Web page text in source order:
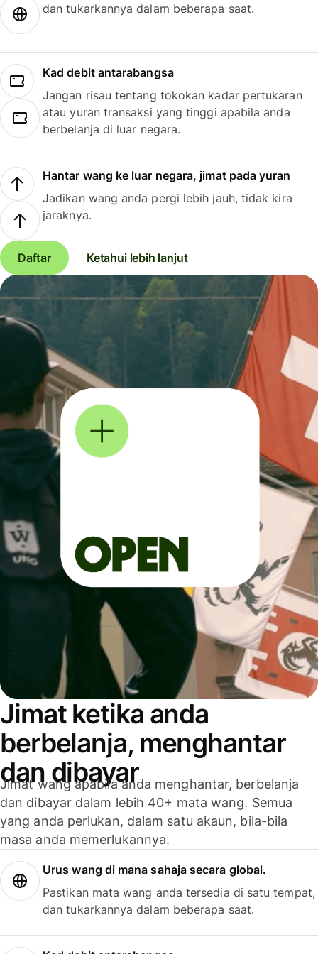
dan tukarkannya dalam beberapa saat.
Kad debit antarabangsa
Jangan risau tentang tokokan kadar pertukaran
atau yuran transaksi yang tinggi apabila anda
berbelanja di luar negara.
Hantar wang ke luar negara, jimat pada yuran
Jadikan wang anda pergi lebih jauh, tidak kira
jaraknya.
Daftar Ketahui lebih lanjut
Jimat ketika anda
berbelanja, menghantar
dan dibayar
Jimat wang apabila anda menghantar, berbelanja
dan dibayar dalam lebih 40+ mata wang. Semua
yang anda perlukan, dalam satu akaun, bila-bila
masa anda memerlukannya.
Urus wang di mana sahaja secara global.
Pastikan mata wang anda tersedia di satu tempat,
dan tukarkannya dalam beberapa saat.